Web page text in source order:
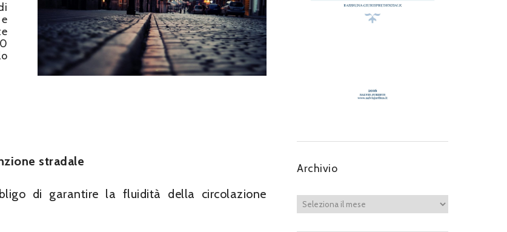
stradale
di garantire la fluidità della circolazione
Archivio